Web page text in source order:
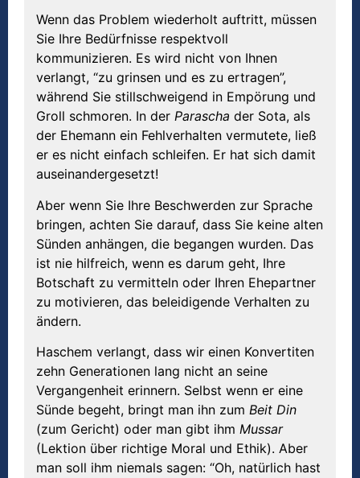
Wenn das Problem wiederholt auftritt, müssen
Sie Ihre Bedürfnisse respektvoll
kommunizieren. Es wird nicht von Ihnen
verlangt, “zu grinsen und es zu ertragen”,
während Sie stillschweigend in Empörung und
Groll schmoren. In der Parascha der Sota, als
der Ehemann ein Fehlverhalten vermutete, ließ
er es nicht einfach schleifen. Er hat sich damit
auseinandergesetzt!
Aber wenn Sie Ihre Beschwerden zur Sprache
bringen, achten Sie darauf, dass Sie keine alten
Sünden anhängen, die begangen wurden. Das
ist nie hilfreich, wenn es darum geht, Ihre
Botschaft zu vermitteln oder Ihren Ehepartner
zu motivieren, das beleidigende Verhalten zu
ändern.
Haschem verlangt, dass wir einen Konvertiten
zehn Generationen lang nicht an seine
Vergangenheit erinnern. Selbst wenn er eine
Sünde begeht, bringt man ihn zum Beit Din
(zum Gericht) oder man gibt ihm Mussar
(Lektion über richtige Moral und Ethik). Aber
man soll ihm niemals sagen: “Oh, natürlich hast